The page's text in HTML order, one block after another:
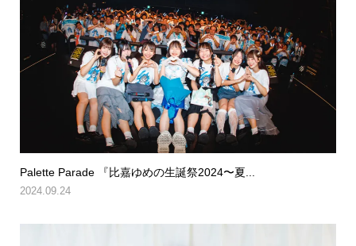
Palette Parade 『比嘉ゆめの生誕祭2024〜夏...
2024.09.24